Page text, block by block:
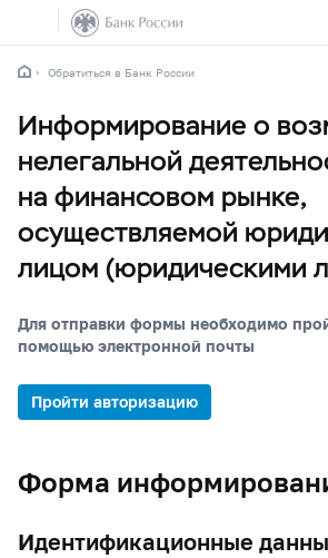
Обратиться в Банк России
Информирование о
нелегальной
на финансовом рынке,
осуществляемой
лицом (юридическими
Для отправки формы необходимо
помощью электронной почты
Пройти авторизацию
Форма
Идентификационные